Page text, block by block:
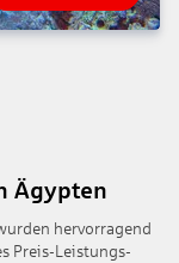
Ägypten
hervorragend
Preis-Leistungs-